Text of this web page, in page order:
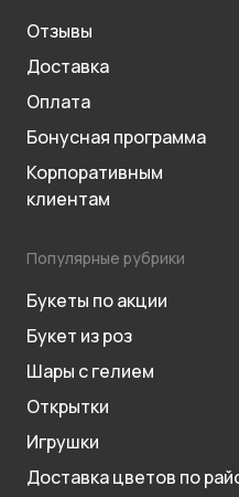
Отзывы
Доставка
Оплата
Бонусная программа
Корпоративным
клиентам
Популярные рубрики
Букеты по акции
Букет из роз
Шары с гелием
Открытки
Игрушки
Доставка цветов по